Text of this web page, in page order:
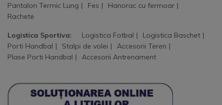
Pantalon Termic Lung
Fes
Hanorac cu fermoar
Rachete
Logistica Sportiva: Logistica Fotbal
Logistica Baschet
Porti Handbal
Stalpi de volei
Accesorii Teren
Plase Porti Handbal
Accesorii Antrenament